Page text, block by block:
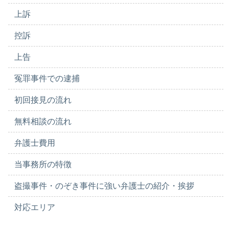
上訴
控訴
上告
冤罪事件での逮捕
初回接見の流れ
無料相談の流れ
弁護士費用
当事務所の特徴
盗撮事件・のぞき事件に強い弁護士の紹介・挨拶
対応エリア